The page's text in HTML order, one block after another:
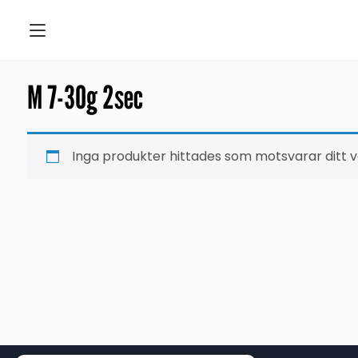
M 7-30g 2sec
Inga produkter hittades som motsvarar ditt